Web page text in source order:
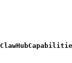
ClawHub